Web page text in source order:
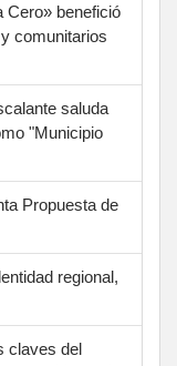
Cero» benefició
comunitarios
saluda
"Municipio
Propuesta de
regional,
claves del